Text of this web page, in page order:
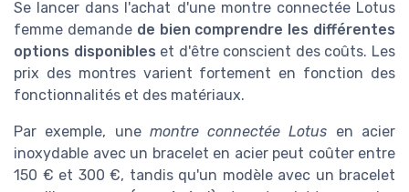
Se lancer dans l'achat d'une montre connectée Lotus
femme demande de bien comprendre les différentes
options disponibles et d'être conscient des coûts. Les
prix des montres varient fortement en fonction des
fonctionnalités et des matériaux.
Par exemple, une montre connectée Lotus en acier
inoxydable avec un bracelet en acier peut coûter entre
150 € et 300 €, tandis qu'un modèle avec un bracelet